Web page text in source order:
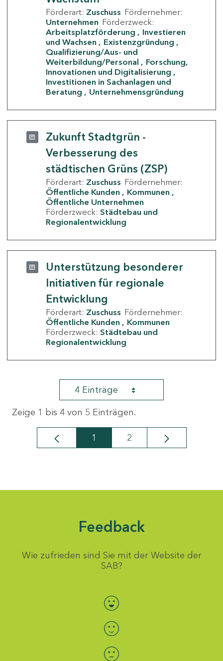
Förderart: Zuschuss Fördernehmer:
Unternehmen Förderzweck:
Arbeitsplatzförderung
Investieren
und Wachsen
Existenzgründung
Qualifizierung/Aus- und
Weiterbildung/Personal
Forschung,
Innovationen und Digitalisierung
Investitionen in Sachanlagen und
Beratung
Unternehmensgründung
Zukunft Stadtgrün -
Verbesserung des
städtischen Grüns (ZSP)
Förderart: Zuschuss Fördernehmer:
Öffentliche Kunden
Kommunen
Öffentliche Unternehmen
Förderzweck: Städtebau und
Regionalentwicklung
Unterstützung besonderer
Initiativen für regionale
Entwicklung
Förderart: Zuschuss Fördernehmer:
Öffentliche Kunden
Kommunen
Förderzweck: Städtebau und
Regionalentwicklung
4 Einträge
Zeige 1 bis 4 von 5 Einträgen.
Seite
1 Seite
2
Feedback
Wie zufrieden sind Sie mit der Website der
SAB?
Bewertung auswählen